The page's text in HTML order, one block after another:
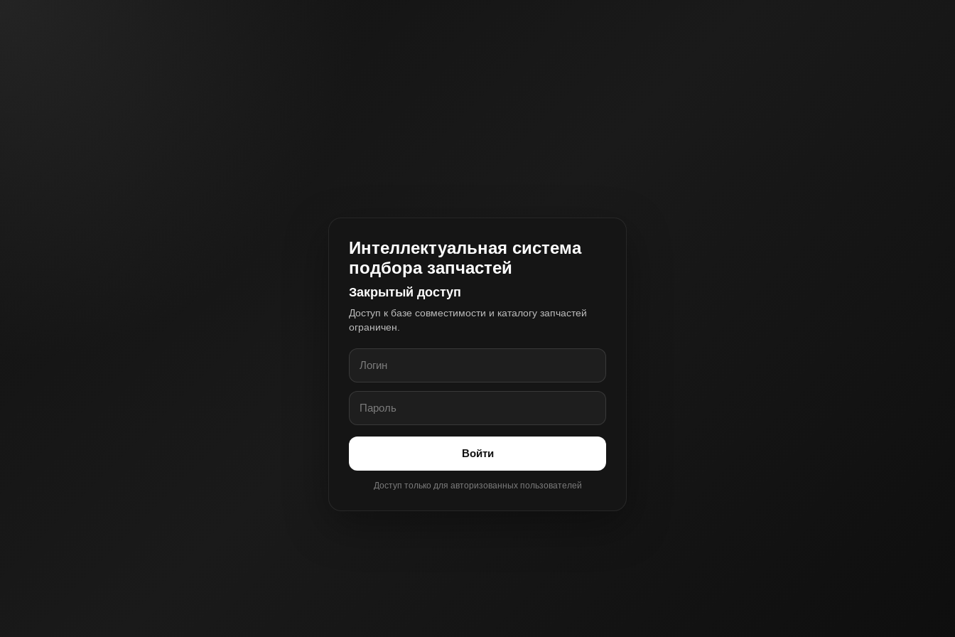
Интеллектуальная система
подбора запчастей
Закрытый доступ
Доступ к базе совместимости и каталогу запчастей
ограничен.
Войти
Доступ только для авторизованных пользователей